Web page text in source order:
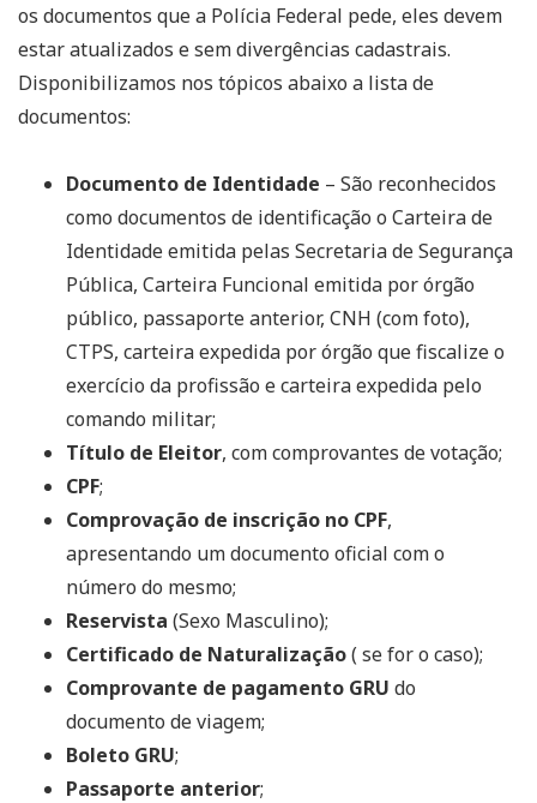
os documentos que a Polícia Federal pede, eles devem
estar atualizados e sem divergências cadastrais.
Disponibilizamos nos tópicos abaixo a lista de
documentos:
Documento de Identidade – São reconhecidos
como documentos de identificação o Carteira de
Identidade emitida pelas Secretaria de Segurança
Pública, Carteira Funcional emitida por órgão
público, passaporte anterior, CNH (com foto),
CTPS, carteira expedida por órgão que fiscalize o
exercício da profissão e carteira expedida pelo
comando militar;
Título de Eleitor, com comprovantes de votação;
CPF;
Comprovação de inscrição no CPF,
apresentando um documento oficial com o
número do mesmo;
Reservista (Sexo Masculino);
Certificado de Naturalização( se for o caso);
Comprovante de pagamento GRU do
documento de viagem;
Boleto GRU;
Passaporte anterior;